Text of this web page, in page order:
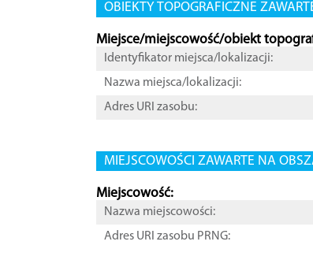
OBIEKTY TOPOGRAFICZNE
Miejsce/miejscowość/obiekt
Identyfikator miejsca/lokalizacji:
Nazwa miejsca/lokalizacji:
Adres URI zasobu:
MIEJSCOWOŚCI ZAWARTE NA
Miejscowość:
Nazwa miejscowości:
Adres URI zasobu PRNG: